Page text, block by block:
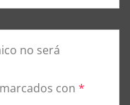
no será
con *